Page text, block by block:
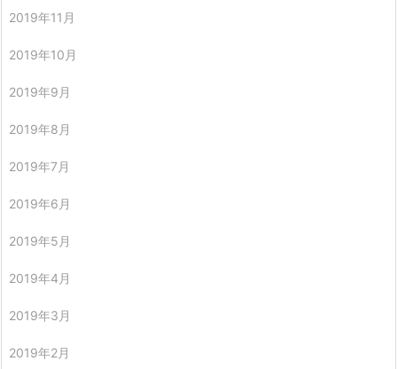
2019年11月
2019年10月
2019年9月
2019年8月
2019年7月
2019年6月
2019年5月
2019年4月
2019年3月
2019年2月